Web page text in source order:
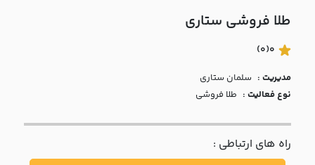
با ما
مقالات
اخبار
پرسش
طلا فروشی ستاري
0
(0)
مدیریت : سلمان ستاري
نوع فعالیت : طلا فروشی
راه های ارتباطی :